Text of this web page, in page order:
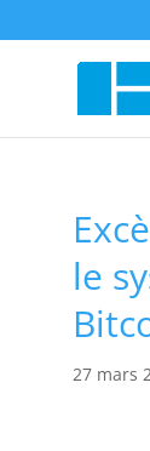
le
27 mars